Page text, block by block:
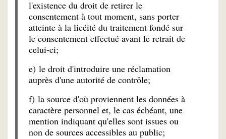
l'existence du droit de retirer le
consentement à tout moment, sans porter
atteinte à la licéité du traitement fondé sur
le consentement effectué avant le retrait de
celui-ci;
e) le droit d'introduire une réclamation
auprès d'une autorité de contrôle;
f) la source d'où proviennent les données à
caractère personnel et, le cas échéant, une
mention indiquant qu'elles sont issues ou
non de sources accessibles au public;